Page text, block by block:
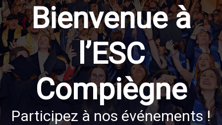
Bienvenue à
l’ESC
Compiègne
Participez à nos événements !